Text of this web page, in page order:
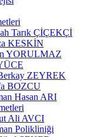
Tarık ÇİÇEKÇİ
KESKİN
YORULMAZ
ZEYREK
BOZCU
Hasan ARI
Ali AVCI
Polikliniği